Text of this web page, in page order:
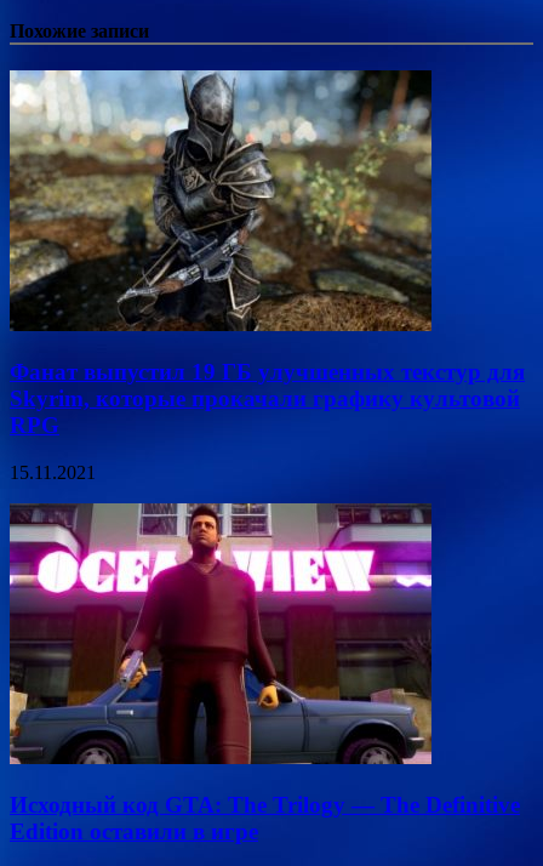
Похожие записи
Фанат выпустил 19 ГБ улучшенных текстур для
Skyrim, которые прокачали графику культовой
RPG
15.11.2021
Исходный код GTA: The Trilogy — The Definitive
Edition оставили в игре